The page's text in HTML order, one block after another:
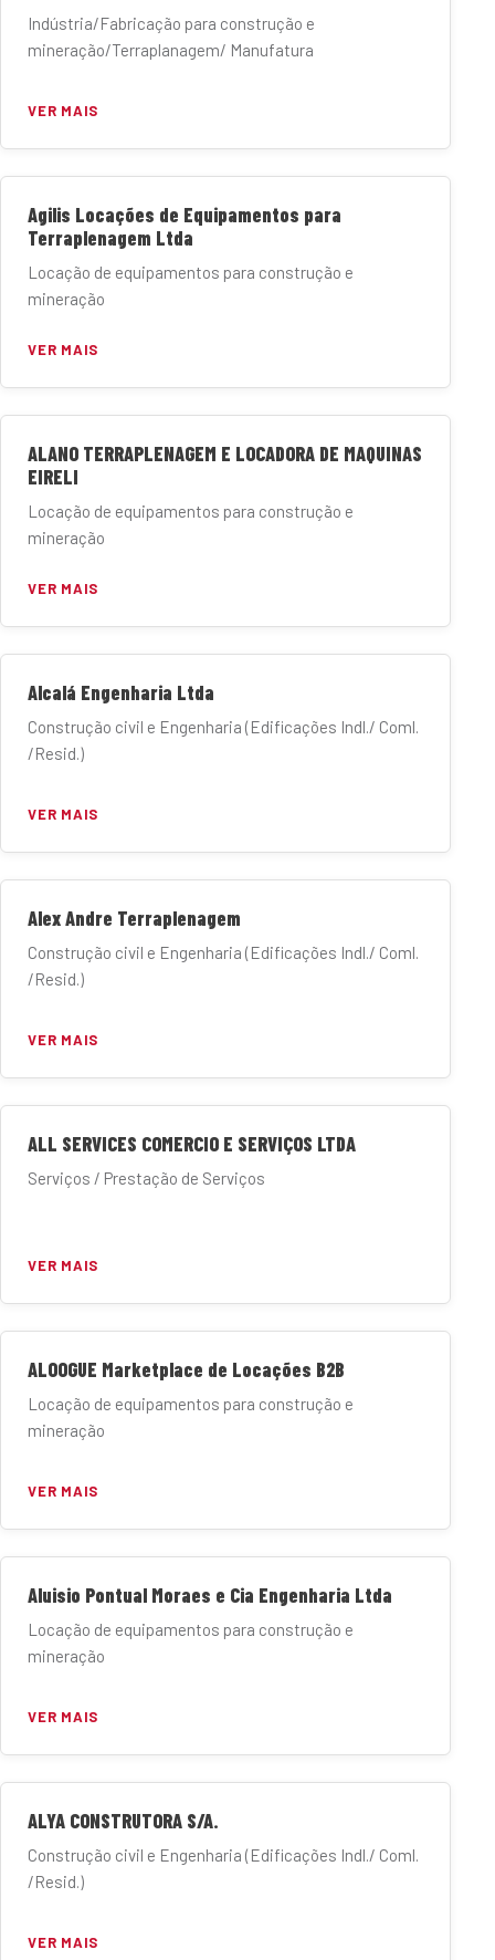
Indústria/Fabricação para construção e
mineração/Terraplanagem/ Manufatura
VER MAIS
Agilis Locações de Equipamentos para
Terraplenagem Ltda
Locação de equipamentos para construção e
mineração
VER MAIS
ALANO TERRAPLENAGEM E LOCADORA DE MAQUINAS
EIRELI
Locação de equipamentos para construção e
mineração
VER MAIS
Alcalá Engenharia Ltda
Construção civil e Engenharia (Edificações Indl./ Coml.
/Resid.)
VER MAIS
Alex Andre Terraplenagem
Construção civil e Engenharia (Edificações Indl./ Coml.
/Resid.)
VER MAIS
ALL SERVICES COMERCIO E SERVIÇOS LTDA
Serviços / Prestação de Serviços
VER MAIS
ALOOGUE Marketplace de Locações B2B
Locação de equipamentos para construção e
mineração
VER MAIS
Aluisio Pontual Moraes e Cia Engenharia Ltda
Locação de equipamentos para construção e
mineração
VER MAIS
ALYA CONSTRUTORA S/A.
Construção civil e Engenharia (Edificações Indl./ Coml.
/Resid.)
VER MAIS